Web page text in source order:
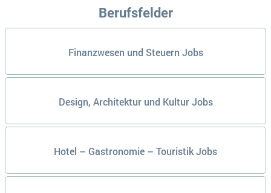
Berufsfelder
Finanzwesen und Steuern Jobs
Design, Architektur und Kultur Jobs
Hotel – Gastronomie – Touristik Jobs